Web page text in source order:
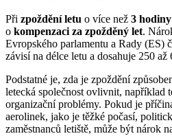
Při zpoždění letu o více než 3 hodiny
o kompenzaci za zpožděný let.
Evropského parlamentu a Rady (ES)
závisí na délce letu a dosahuje 250 až
Podstatné je, zda je zpoždění
letecká společnost ovlivnit, například
organizační problémy. Pokud je
aerolinek, jako je těžké počasí,
zaměstnanců letiště, může být nárok